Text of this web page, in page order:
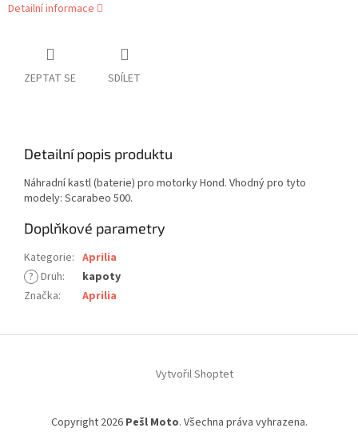
Detailní informace
ZEPTAT SE SDÍLET
Detailní popis produktu
Náhradní kastl (baterie) pro motorky Hond. Vhodný pro tyto
modely: Scarabeo 500.
Doplňkové parametry
Kategorie: Aprilia
? Druh:
kapoty
Značka: Aprilia
Vytvořil Shoptet
Copyright 2026 Pešl Moto. Všechna práva vyhrazena.